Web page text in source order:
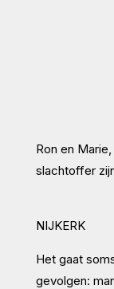
Ron en
slachtoffer
NIJKERK
Het gaat
gevolgen: